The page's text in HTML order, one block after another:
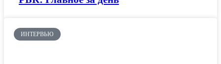
ИНТЕРВЬЮ